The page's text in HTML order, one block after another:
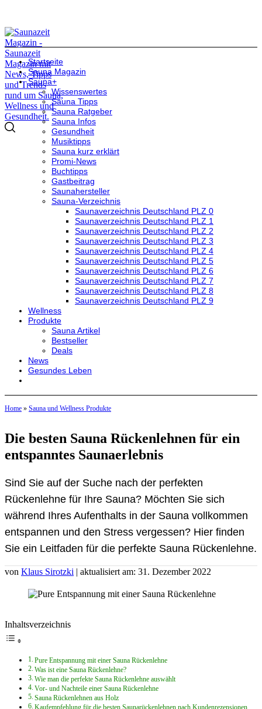
Startseite
Sauna Magazin
Sauna+
Wissenswertes
Sauna Tipps
Sauna Ratgeber
Sauna Infos
Gesundheit
Musiktipps
Sauna kurz erklärt
Promi-News
Buchtipps
Gastbeitrag
Saunahersteller
Sauna-Verzeichnis
Saunaverzeichnis Deutschland PLZ 0
Saunaverzeichnis Deutschland PLZ 1
Saunaverzeichnis Deutschland PLZ 2
Saunaverzeichnis Deutschland PLZ 3
Saunaverzeichnis Deutschland PLZ 4
Saunaverzeichnis Deutschland PLZ 5
Saunaverzeichnis Deutschland PLZ 6
Saunaverzeichnis Deutschland PLZ 7
Saunaverzeichnis Deutschland PLZ 8
Saunaverzeichnis Deutschland PLZ 9
Wellness
Produkte
Sauna Artikel
Bestseller
Deals
News
Gesundes Leben
Home » Sauna und Wellness Produkte
Die besten Sauna Rückenlehnen für ein
entspanntes Saunaerlebnis
Sind Sie auf der Suche nach der perfekten
Rückenlehne für Ihre Sauna? Möchten Sie sich
während Ihres Aufenthalts in der Sauna vollkommen
entspannen und den Stress vergessen? Hier finden
Sie ein Leitfaden für die perfekte Sauna Rückenlehne.
von Klaus Sirotzki | aktualisiert am: 31. Dezember 2022
Inhaltsverzeichnis
Pure Entspannung mit einer Sauna Rückenlehne
Was ist eine Sauna Rückenlehne?
Wie man die perfekte Sauna Rückenlehne auswählt
Vor- und Nachteile einer Sauna Rückenlehne
Sauna Rückenlehnen aus Holz
Kaufempfehlung für die besten Saunarückenlehnen nach Kundenrezensionen